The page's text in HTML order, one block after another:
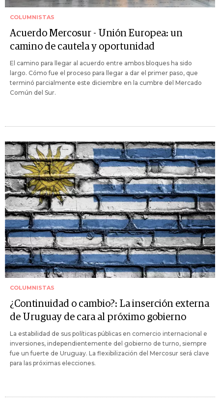
COLUMNISTAS
Acuerdo Mercosur - Unión Europea: un
camino de cautela y oportunidad
El camino para llegar al acuerdo entre ambos bloques ha sido
largo. Cómo fue el proceso para llegar a dar el primer paso, que
terminó parcialmente este diciembre en la cumbre del Mercado
Común del Sur.
COLUMNISTAS
¿Continuidad o cambio?: La inserción externa
de Uruguay de cara al próximo gobierno
La estabilidad de sus políticas públicas en comercio internacional e
inversiones, independientemente del gobierno de turno, siempre
fue un fuerte de Uruguay. La flexibilización del Mercosur será clave
para las próximas elecciones.